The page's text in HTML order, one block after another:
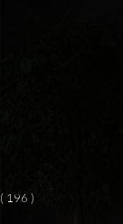
( 196 )